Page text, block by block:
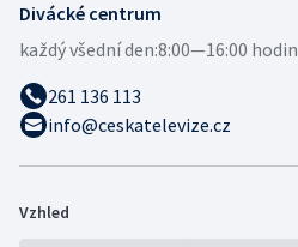
Divácké centrum
každý všední den:8:00—16:00 hodin
261 136 113
info@ceskatelevize.cz
Vzhled